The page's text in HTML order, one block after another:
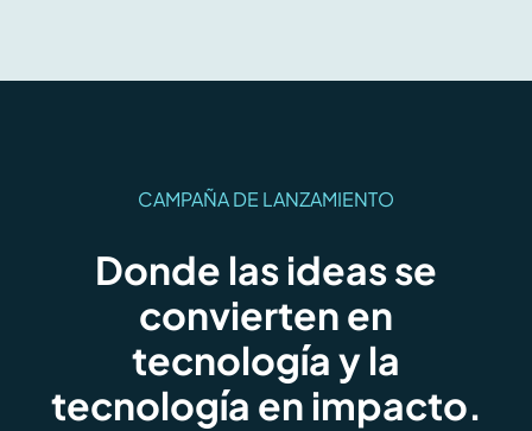
CAMPAÑA DE LANZAMIENTO
Donde las ideas se
convierten en
tecnología y la
tecnología en impacto.